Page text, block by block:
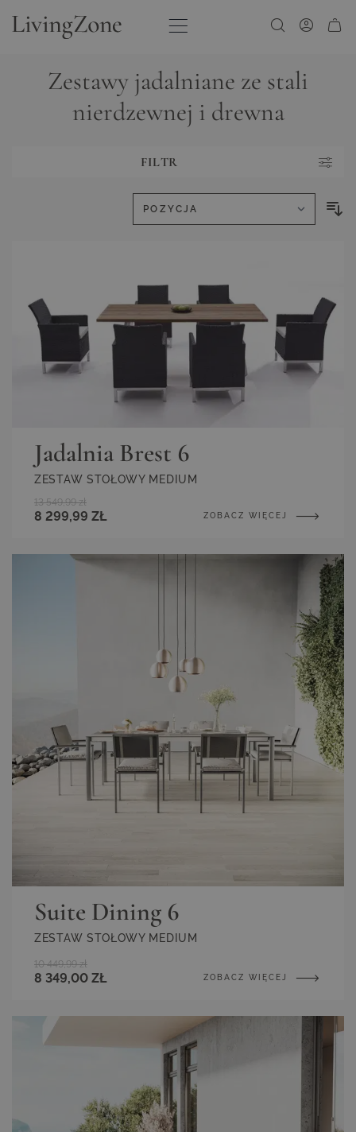
Zestawy jadalniane ze stali
nierdzewnej i drewna
FILTR
Jadalnia Brest 6
ZESTAW STOŁOWY MEDIUM
8 299,99 ZŁ
13 549,99 zł
ZOBACZ WIĘCEJ
Suite Dining 6
ZESTAW STOŁOWY MEDIUM
8 349,00 ZŁ
10 449,99 zł
ZOBACZ WIĘCEJ